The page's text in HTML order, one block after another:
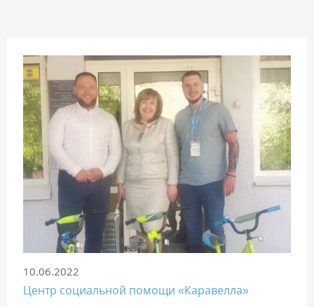
10.06.2022
Центр социальной помощи «Каравелла»